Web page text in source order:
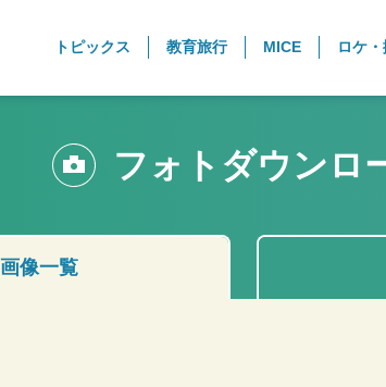
トピックス 教育旅行 MICE ロケ
フォトダウンロ
画像一覧